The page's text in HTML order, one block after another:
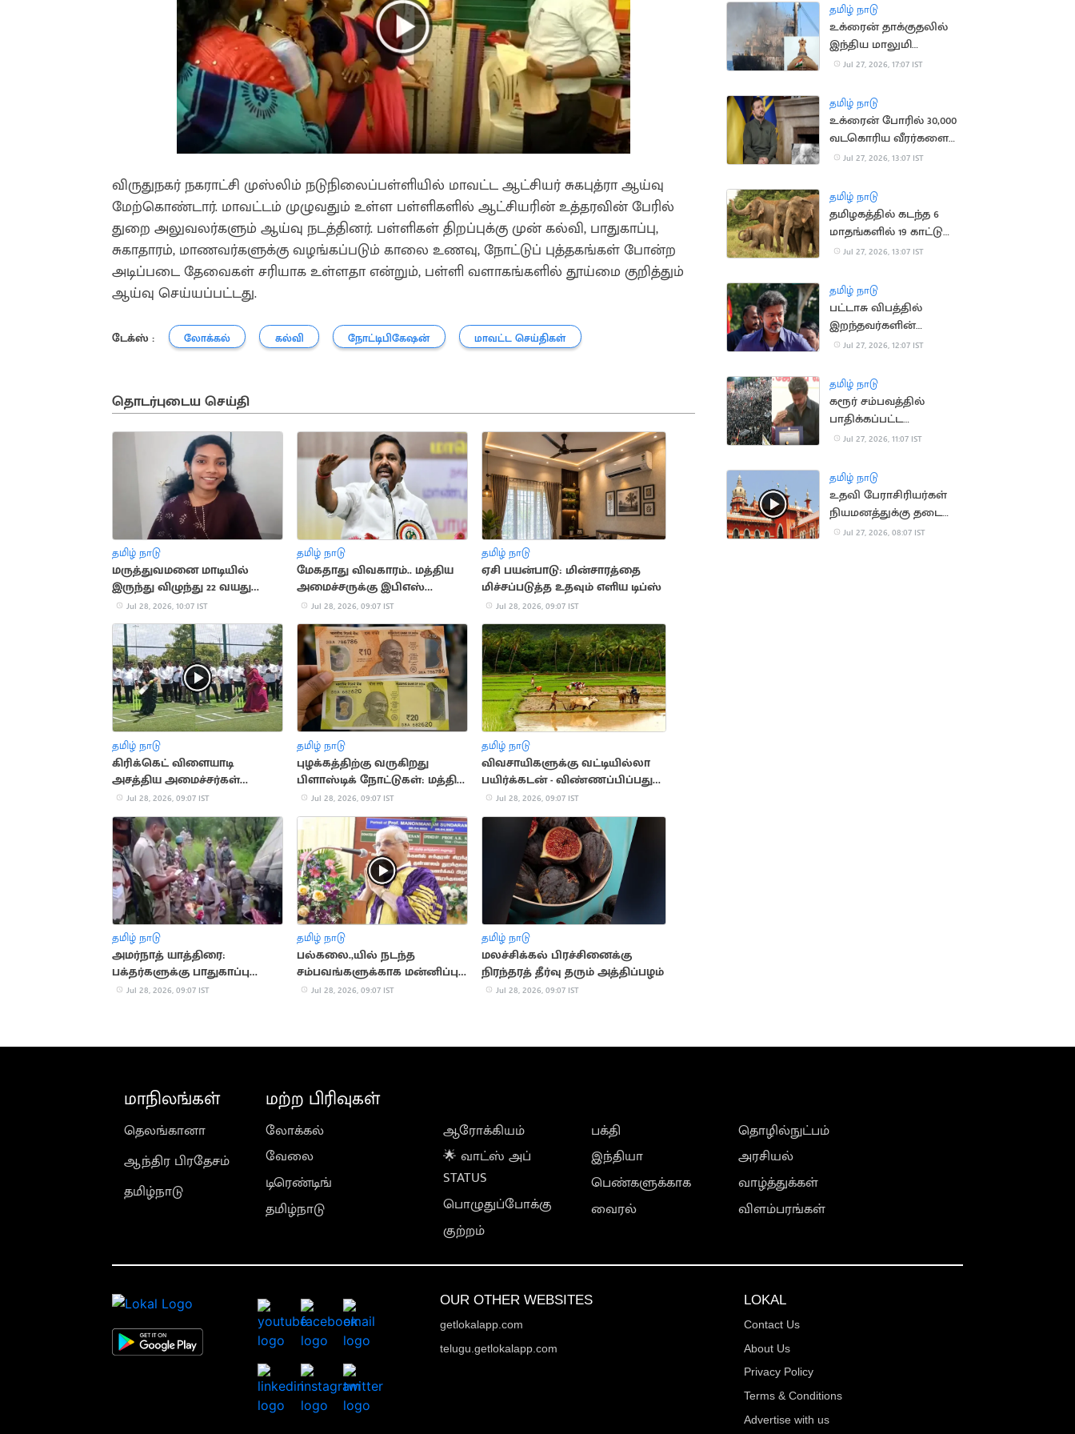
விருதுநகர் நகராட்சி முஸ்லிம் நடுநிலைப்பள்ளியில் மாவட்ட ஆட்சியர் சுகபுத்ரா ஆய்வு
மேற்கொண்டார். மாவட்டம் முழுவதும் உள்ள பள்ளிகளில் ஆட்சியரின் உத்தரவின் பேரில்
துறை அலுவலர்களும் ஆய்வு நடத்தினர். பள்ளிகள் திறப்புக்கு முன் கல்வி, பாதுகாப்பு,
சுகாதாரம், மாணவர்களுக்கு வழங்கப்படும் காலை உணவு, நோட்டுப் புத்தகங்கள் போன்ற
அடிப்படை தேவைகள் சரியாக உள்ளதா என்றும், பள்ளி வளாகங்களில் தூய்மை குறித்தும்
ஆய்வு செய்யப்பட்டது.
டேக்ஸ் : லோக்கல் கல்வி நோட்டிபிகேஷன் மாவட்ட செய்திகள்
தொடர்புடைய செய்தி
தமிழ் நாடு
மருத்துவமனை மாடியில்
இருந்து விழுந்து 22 வயது
செவிலியர் உயிரிழப்பு
Jul 28, 2026, 10:07 IST
தமிழ் நாடு
மேகதாது விவகாரம்.. மத்திய
அமைச்சருக்கு இபிஎஸ்
கண்டனம்
Jul 28, 2026, 09:07 IST
தமிழ் நாடு
ஏசி பயன்பாடு: மின்சாரத்தை
மிச்சப்படுத்த உதவும் எளிய டிப்ஸ்
Jul 28, 2026, 09:07 IST
தமிழ் நாடு
கிரிக்கெட் விளையாடி
அசத்திய அமைச்சர்கள்
கீர்த்தனா, ஜெகதீஸ்வரி
Jul 28, 2026, 09:07 IST
தமிழ் நாடு
புழக்கத்திற்கு வருகிறது
பிளாஸ்டிக் நோட்டுகள்: மத்திய
அரசு அனுமதி!
Jul 28, 2026, 09:07 IST
தமிழ் நாடு
விவசாயிகளுக்கு வட்டியில்லா
பயிர்க்கடன் - விண்ணப்பிப்பது
எப்படி?
Jul 28, 2026, 09:07 IST
தமிழ் நாடு
அமர்நாத் யாத்திரை:
பக்தர்களுக்கு பாதுகாப்பு
அதிகரிப்பு
Jul 28, 2026, 09:07 IST
தமிழ் நாடு
பல்கலை.,யில் நடந்த
சம்பவங்களுக்காக மன்னிப்பு
கோருகிறேன் - ஆளுநர்
Jul 28, 2026, 09:07 IST
தமிழ் நாடு
மலச்சிக்கல் பிரச்சினைக்கு
நிரந்தரத் தீர்வு தரும் அத்திப்பழம்
Jul 28, 2026, 09:07 IST
தமிழ் நாடு
உக்ரைன் தாக்குதலில்
இந்திய மாலுமி
உயிரிழப்பு: உக்ரைன்
Jul 27, 2026, 17:07 IST
தமிழ் நாடு
உக்ரைன் போரில் 30,000
வடகொரிய வீரர்களை
களமிறக்க ரஷ்யா திட்டம்
Jul 27, 2026, 13:07 IST
தமிழ் நாடு
தமிழகத்தில் கடந்த 6
மாதங்களில் 19 காட்டு
யானைகள் உயிரிழந்த
Jul 27, 2026, 13:07 IST
தமிழ் நாடு
பட்டாசு விபத்தில்
இறந்தவர்களின்
குடும்பங்களுக்கு ரூ.4
அறிவிப்பு
Jul 27, 2026, 12:07 IST
தமிழ் நாடு
கரூர் சம்பவத்தில்
பாதிக்கப்பட்ட
குடும்பங்களுக்கான
ரத்து
Jul 27, 2026, 11:07 IST
தமிழ் நாடு
உதவி பேராசிரியர்கள்
நியமனத்துக்கு தடை
கோரிய மனு வாபஸ்
Jul 27, 2026, 08:07 IST
மாநிலங்கள்
தெலங்கானா
ஆந்திர பிரதேசம்
தமிழ்நாடு
மற்ற பிரிவுகள்
லோக்கல்
வேலை
டிரெண்டிங்
தமிழ்நாடு
ஆரோக்கியம்
🌟 வாட்ஸ் அப்
STATUS
பொழுதுப்போக்கு
குற்றம்
பக்தி
இந்தியா
பெண்களுக்காக
வைரல்
தொழில்நுட்பம்
அரசியல்
வாழ்த்துக்கள்
விளம்பரங்கள்
OUR OTHER WEBSITES
getlokalapp.com
telugu.getlokalapp.com
LOKAL
Contact Us
About Us
Privacy Policy
Terms & Conditions
Advertise with us